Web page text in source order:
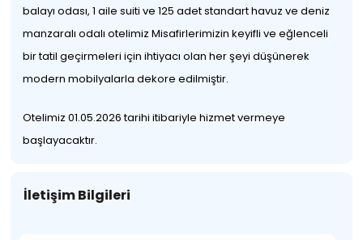
balayı odası, 1 aile suiti ve 125 adet standart havuz ve deniz
manzaralı odalı otelimiz Misafirlerimizin keyifli ve eğlenceli
bir tatil geçirmeleri için ihtiyacı olan her şeyi düşünerek
modern mobilyalarla dekore edilmiştir.
Otelimiz 01.05.2026 tarihi itibariyle hizmet vermeye
başlayacaktır.
İletişim Bilgileri